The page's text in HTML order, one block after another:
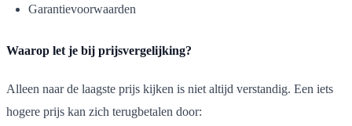
Garantievoorwaarden
Waarop let je bij prijsvergelijking?
Alleen naar de laagste prijs kijken is niet altijd verstandig. Een iets
hogere prijs kan zich terugbetalen door: